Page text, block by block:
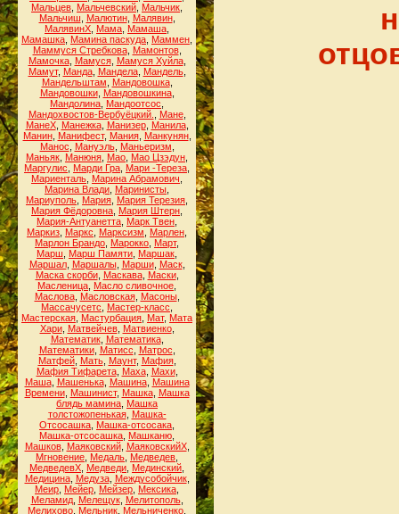
Мальцев Мальчевский Мальчик
Мальчиш
Малютин, Малявин,
МалявинХ Мама Мамаша
Мамашка Мамина паскуда Маммен
Маммуся Стребкова, Мамонтов,
Мамочка, Мамуся, Мамуся Хуйла,
Мамут, Манда, Мандела, Мандель,
Мандельштам
Мандовошка,
Мандовошки, Мандовошкина,
Мандолина Мандоотсос
Мандохвостов-Вербуёцкий.
Мане,
МанеХ, Манежка, Манизер, Манила,
Манин, Манифест, Мания, Манкунян,
Манос
Мануэль, Маньеризм
Маньяк Манюня Мао Мао Цзэдун
Маргулис
Марди Гра Мари -Тереза
Мариенталь Марина Абрамович
Марина Влади Маринисты
Мариуполь Мария Мария Терезия
Мария Фёдоровна Мария Штерн
Мария-Антуанетта Марк Твен
Маркиз Маркс Марксизм Марлен
Марлон Брандо Марокко Март,
Марш
Марш Памяти Маршак
Маршал, Маршалы, Марши, Маск,
Маска скорби, Маскава, Маски,
Масленица Масло сливочное
Маслова, Масловская, Масоны,
Массачусетс
Мастер-класс
Мастерская Мастурбация Мат, Мата
Хари, Матвейчев, Матвиенко,
Математик, Математика,
Математики, Матисс Матрос
Матфей, Мать, Маунт, Мафия,
Мафия Тифарета, Маха, Махи,
Маша, Машенька, Машина, Машина
Времени, Машинист, Машка, Машка
блядь мамина Машка
толстожопенькая, Машка-
Отсосашка Машка-отсосака
Машка-отсосашка Машканю
Машков, Маяковский, МаяковскийХ,
Мгновение Медаль Медведев
МедведевХ Медведи Мединский
Медицина, Медуза, Междусобойчик,
Меир Мейер Мейзер Мексика
Меламид, Мелещук, Мелитополь,
Мелихово Мельник Мельниченко